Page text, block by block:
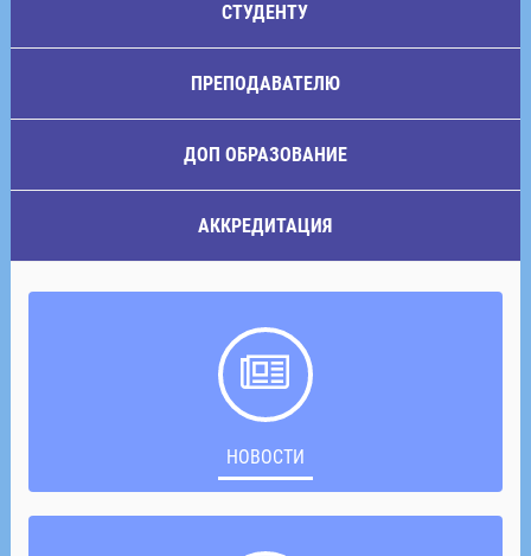
СТУДЕНТУ
ПРЕПОДАВАТЕЛЮ
ДОП ОБРАЗОВАНИЕ
АККРЕДИТАЦИЯ
НОВОСТИ